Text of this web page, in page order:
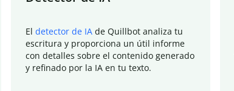
El detector de IA de Quillbot analiza tu
escritura y proporciona un útil informe
con detalles sobre el contenido generado
y refinado por la IA en tu texto.